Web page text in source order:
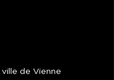
ville de Vienne